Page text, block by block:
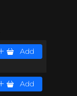
Add
Add